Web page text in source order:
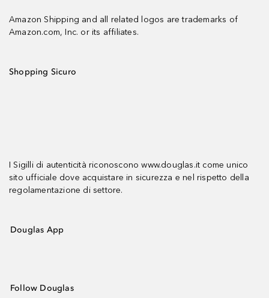
Amazon Shipping and all related logos are trademarks of
Amazon.com, Inc. or its affiliates.
Shopping Sicuro
I Sigilli di autenticità riconoscono www.douglas.it come unico
sito ufficiale dove acquistare in sicurezza e nel rispetto della
regolamentazione di settore.
Douglas App
Follow Douglas